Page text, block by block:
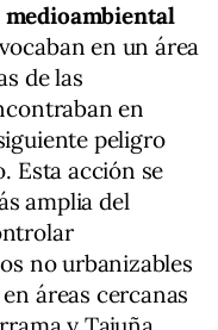
en un área
de las
en
peligro
Esta acción se
amplia del
no urbanizables
áreas cercanas